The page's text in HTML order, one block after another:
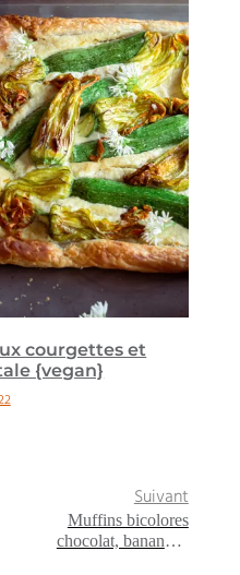
courgettes et
{vegan}
Suivant
Muffins bicolores
chocolat, banane et